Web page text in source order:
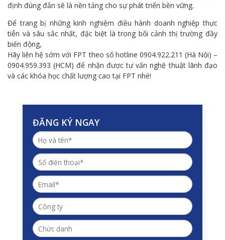
định đúng đắn sẽ là nền tảng cho sự phát triển bền vững.
Để trang bị những kinh nghiệm điều hành doanh nghiệp thực
tiễn và sâu sắc nhất, đặc biệt là trong bối cảnh thị trường đầy
biến động,
Hãy liên hệ sớm với FPT theo số hotline 0904.922.211 (Hà Nội) –
0904.959.393 (HCM) để nhận được tư vấn nghệ thuật lãnh đạo
và các khóa học chất lượng cao tại FPT nhé!
ĐĂNG KÝ NGAY